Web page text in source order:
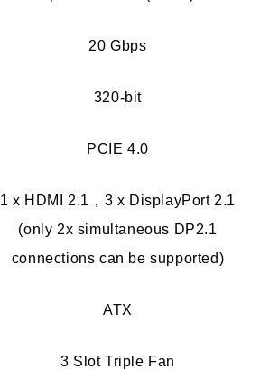
20 Gbps
320-bit
PCIE 4.0
1 x HDMI 2.1，3 x DisplayPort 2.1
(only 2x simultaneous DP2.1
connections can be supported)
ATX
3 Slot Triple Fan